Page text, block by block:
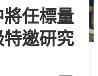
任標量
邀研究